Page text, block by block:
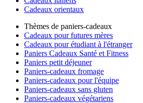
Cadeaux orientaux
Thèmes de paniers-cadeaux
Cadeaux pour futures mères
Cadeaux pour étudiant à l'étranger
Paniers Cadeaux Santé et Fitness
Paniers petit déjeuner
Paniers-cadeaux fromage
Paniers-cadeaux pour l'équipe
Paniers-cadeaux sans gluten
Paniers-cadeaux végétariens